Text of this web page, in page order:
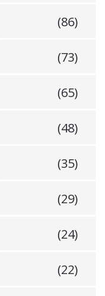
(86)
(73)
(65)
(48)
(35)
(29)
(24)
(22)